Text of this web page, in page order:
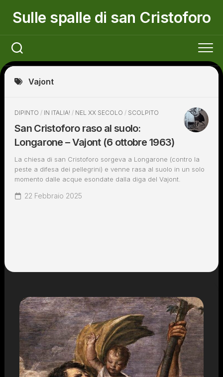
Sulle spalle di san Cristoforo
Vajont
DIPINTO / IN ITALIA! / NEL XX SECOLO / SCOLPITO
San Cristoforo raso al suolo:
Longarone – Vajont (6 ottobre 1963)
La chiesa di san Cristoforo sorgeva a Longarone (contro la
peste a difesa dei pellegrini) e venne rasa al suolo in un solo
momento dalle acque esondate dalla diga del Vajont.
22 Febbraio 2025